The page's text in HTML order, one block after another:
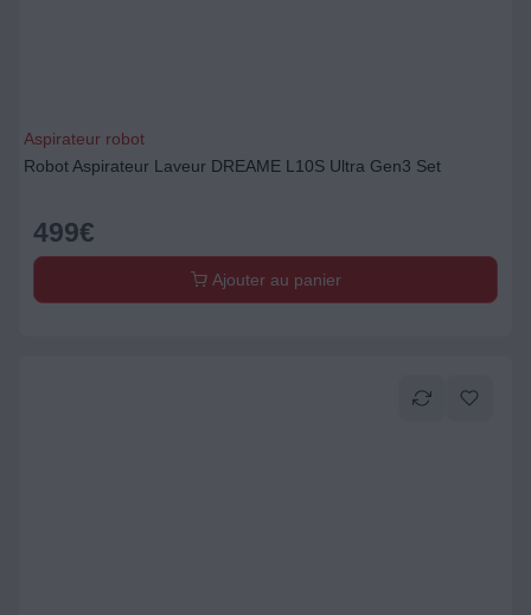
Aspirateur robot
Robot Aspirateur Laveur DREAME L10S Ultra Gen3 Set
499€
Ajouter au panier